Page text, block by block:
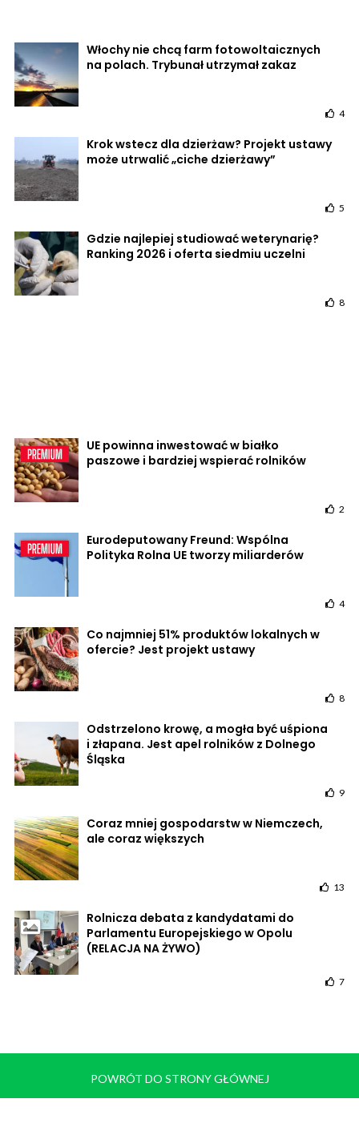
Włochy nie chcą farm fotowoltaicznych
na polach. Trybunał utrzymał zakaz
4
Krok wstecz dla dzierżaw? Projekt ustawy
może utrwalić „ciche dzierżawy”
5
Gdzie najlepiej studiować weterynarię?
Ranking 2026 i oferta siedmiu uczelni
8
UE powinna inwestować w białko
paszowe i bardziej wspierać rolników
2
Eurodeputowany Freund: Wspólna
Polityka Rolna UE tworzy miliarderów
4
Co najmniej 51% produktów lokalnych w
ofercie? Jest projekt ustawy
8
Odstrzelono krowę, a mogła być uśpiona
i złapana. Jest apel rolników z Dolnego
Śląska
9
Coraz mniej gospodarstw w Niemczech,
ale coraz większych
13
Rolnicza debata z kandydatami do
Parlamentu Europejskiego w Opolu
(RELACJA NA ŻYWO)
7
POWRÓT DO STRONY GŁÓWNEJ